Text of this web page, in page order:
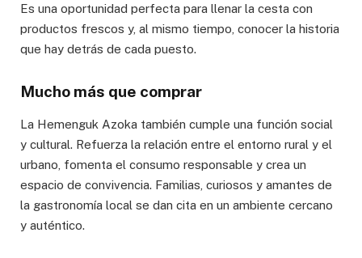
Es una oportunidad perfecta para llenar la cesta con
productos frescos y, al mismo tiempo, conocer la historia
que hay detrás de cada puesto.
Mucho más que comprar
La Hemenguk Azoka también cumple una función social
y cultural. Refuerza la relación entre el entorno rural y el
urbano, fomenta el consumo responsable y crea un
espacio de convivencia. Familias, curiosos y amantes de
la gastronomía local se dan cita en un ambiente cercano
y auténtico.